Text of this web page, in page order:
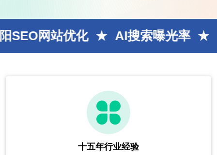
优化 AI搜索曝光率 GEO优化
十五年行业经验